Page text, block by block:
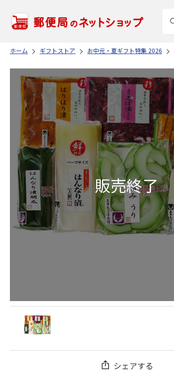
ホーム ギフトストア お中元・夏ギフト特集 2026
シェアする